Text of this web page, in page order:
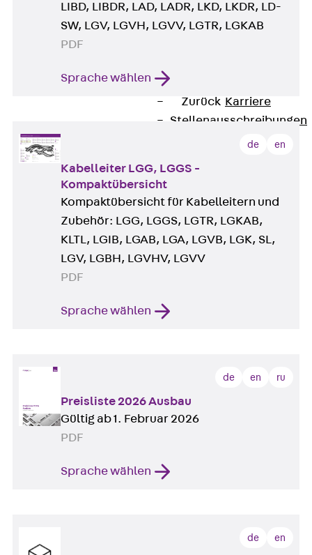
Technische Beratung
Standorte
Karriere
Zurück Karriere
Stellenausschreibungen
Unsere Standorte
LIBD, LIBDR, LAD, LADR, LKD, LKDR, LD-
SW, LGV, LGVH, LGVV, LGTR, LGKAB
PDF
Sprache wählen
de en
Kabelleiter LGG, LGGS -
Kompaktübersicht
Kompaktübersicht für Kabelleitern und
Zubehör: LGG, LGGS, LGTR, LGKAB,
KLTL, LGIB, LGAB, LGA, LGVB, LGK, SL,
LGV, LGBH, LGVHV, LGVV
PDF
Sprache wählen
de en ru
Preisliste 2026 Ausbau
Gültig ab 1. Februar 2026
PDF
Sprache wählen
de en